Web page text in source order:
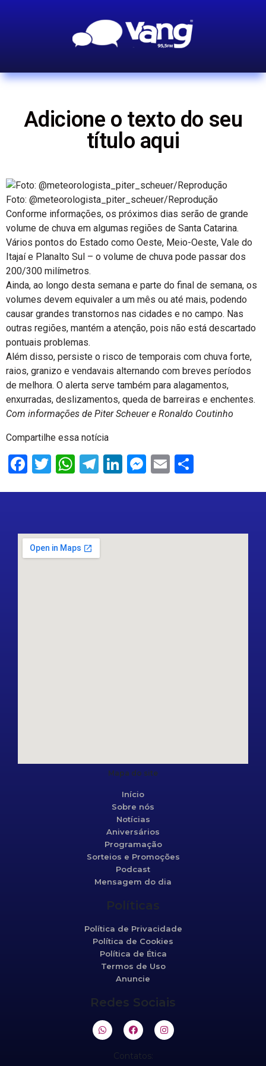
Adicione o texto do seu
título aqui
Foto: @meteorologista_piter_scheuer/Reprodução
Conforme informações, os próximos dias serão de grande
volume de chuva em algumas regiões de Santa Catarina.
Vários pontos do Estado como Oeste, Meio-Oeste, Vale do
Itajaí e Planalto Sul – o volume de chuva pode passar dos
200/300 milímetros.
Ainda, ao longo desta semana e parte do final de semana, os
volumes devem equivaler a um mês ou até mais, podendo
causar grandes transtornos nas cidades e no campo. Nas
outras regiões, mantém a atenção, pois não está descartado
pontuais problemas.
Além disso, persiste o risco de temporais com chuva forte,
raios, granizo e vendavais alternando com breves períodos
de melhora. O alerta serve também para alagamentos,
enxurradas, deslizamentos, queda de barreiras e enchentes.
Com informações de Piter Scheuer e Ronaldo Coutinho
Compartilhe essa notícia
Facebook
Twitter
WhatsApp
Telegram
LinkedIn
Messenger
Email
Mapa do site
Início
Sobre nós
Notícias
Aniversários
Programação
Sorteios e Promoções
Podcast
Mensagem do dia
Políticas
Política de Privacidade
Política de Cookies
Política de Ética
Termos de Uso
Anuncie
Redes Sociais
Contatos: